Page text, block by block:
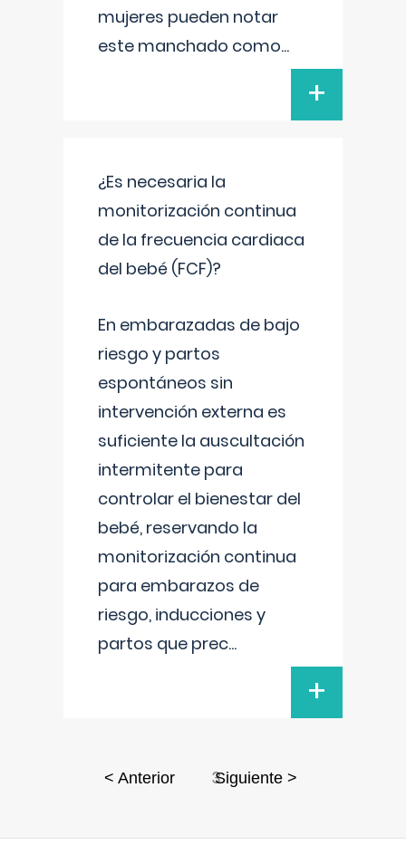
mujeres pueden notar
este manchado como...
+
¿Es necesaria la
monitorización continua
de la frecuencia cardiaca
del bebé (FCF)?
En embarazadas de bajo
riesgo y partos
espontáneos sin
intervención externa es
suficiente la auscultación
intermitente para
controlar el bienestar del
bebé, reservando la
monitorización continua
para embarazos de
riesgo, inducciones y
partos que prec...
+
< Anterior 3Siguiente >